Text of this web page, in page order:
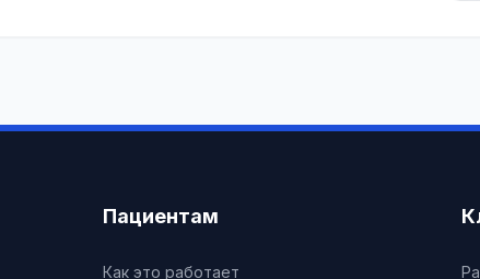
Пациентам
Как это работает